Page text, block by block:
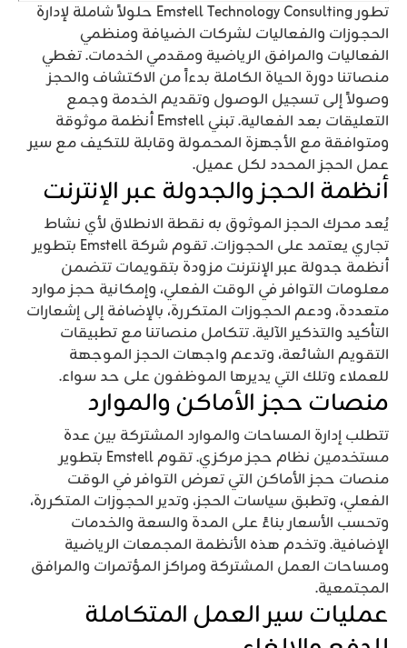
تطور Emstell Technology Consulting حلولاً شاملة لإدارة
الحجوزات والفعاليات لشركات الضيافة ومنظمي
الفعاليات والمرافق الرياضية ومقدمي الخدمات. تغطي
منصاتنا دورة الحياة الكاملة بدءاً من الاكتشاف والحجز
وصولاً إلى تسجيل الوصول وتقديم الخدمة وجمع
التعليقات بعد الفعالية. تبني Emstell أنظمة موثوقة
ومتوافقة مع الأجهزة المحمولة وقابلة للتكيف مع سير
عمل الحجز المحدد لكل عميل.
أنظمة الحجز والجدولة عبر الإنترنت
يُعد محرك الحجز الموثوق به نقطة الانطلاق لأي نشاط
تجاري يعتمد على الحجوزات. تقوم شركة Emstell بتطوير
أنظمة جدولة عبر الإنترنت مزودة بتقويمات تتضمن
معلومات التوافر في الوقت الفعلي، وإمكانية حجز موارد
متعددة، ودعم الحجوزات المتكررة، بالإضافة إلى إشعارات
التأكيد والتذكير الآلية. تتكامل منصاتنا مع تطبيقات
التقويم الشائعة، وتدعم واجهات الحجز الموجهة
للعملاء وتلك التي يديرها الموظفون على حد سواء.
منصات حجز الأماكن والموارد
تتطلب إدارة المساحات والموارد المشتركة بين عدة
مستخدمين نظام حجز مركزي. تقوم Emstell بتطوير
منصات حجز الأماكن التي تعرض التوافر في الوقت
الفعلي، وتطبق سياسات الحجز، وتدير الحجوزات المتكررة،
وتحسب الأسعار بناءً على المدة والسعة والخدمات
الإضافية. وتخدم هذه الأنظمة المجمعات الرياضية
ومساحات العمل المشتركة ومراكز المؤتمرات والمرافق
المجتمعية.
عمليات سير العمل المتكاملة